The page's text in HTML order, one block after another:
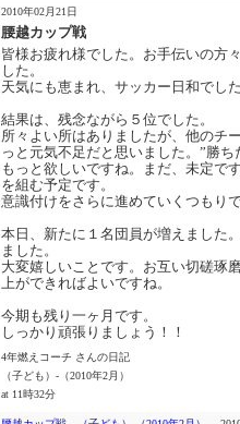
2010年02月21日
腰越カップ戦
皆様お疲れ様でした。お手伝いの方
した。
天気にも恵まれ、サッカー日和でした
結果は、残念ながら５位でした。
所々よい所はありましたが、他のチ
っと元気不足だと思いました。”勝
もっと欲しいですね。まだ、未定で
を組む予定です。
意識付けをさらに進めていくつもりで
本日、新たに１名団員が増えました
ました。
大変嬉しいことです。お互い切磋琢
上ができればよいですね。
今期も残り一ヶ月です。
しっかり頑張りましょう！！
4年燃えコーチ さんの日記
（子ども）-（2010年2月）
at 11時32分